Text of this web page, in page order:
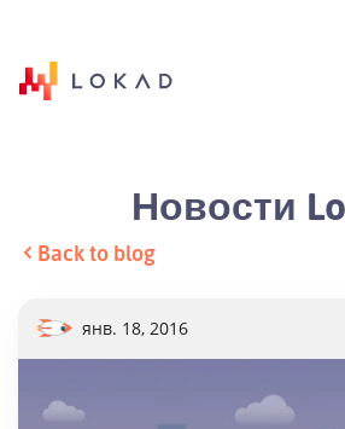
Новости
Back to blog
янв. 18, 2016